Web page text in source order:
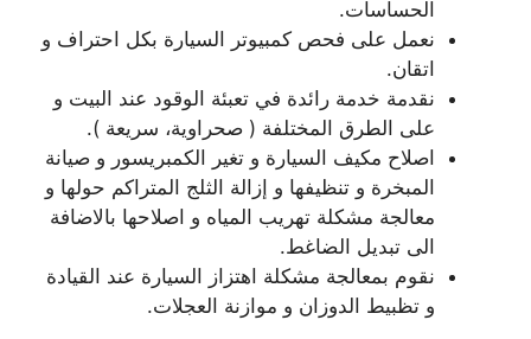
الحساسات.
نعمل على فحص كمبيوتر السيارة بكل احتراف و
اتقان.
نقدمة خدمة رائدة في تعبئة الوقود عند البيت و
على الطرق المختلفة ( صحراوية، سريعة ).
اصلاح مكيف السيارة و تغير الكمبريسور و صيانة
المبخرة و تنظيفها و إزالة الثلج المتراكم حولها و
معالجة مشكلة تهريب المياه و اصلاحها بالاضافة
الى تبديل الضاغط.
نقوم بمعالجة مشكلة اهتزاز السيارة عند القيادة
و تظبيط الدوزان و موازنة العجلات.